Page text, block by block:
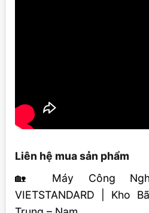
Liên hệ mua sản phẩm
🏡 Máy Công
VIETSTANDARD | Kho